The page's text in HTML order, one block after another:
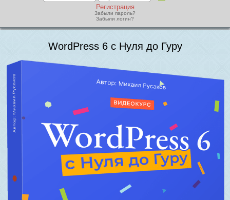
Регистрация
Забыли пароль?
Забыли логин?
WordPress 6 с Нуля до Гуру